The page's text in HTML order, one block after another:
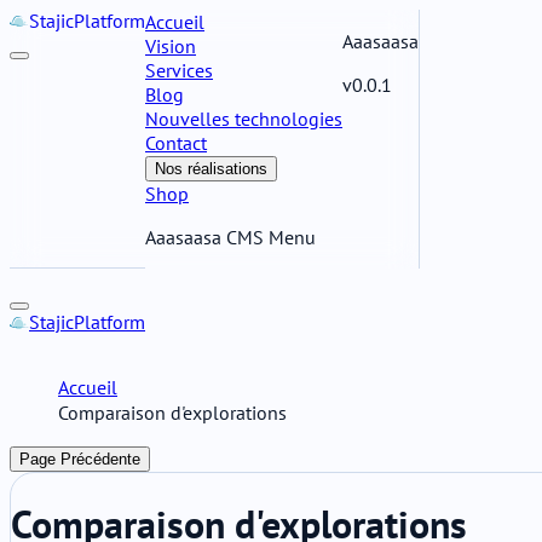
StajicPlatformAccueil
Vision
Services
Blog
Nouvelles technologies
Contact
Nos réalisations
Shop
Aaasaasa CMS Menu
Aaasaasa
v0.0.1
StajicPlatform
Accueil
Comparaison d'explorations
Page Précédente
Comparaison d'explorations